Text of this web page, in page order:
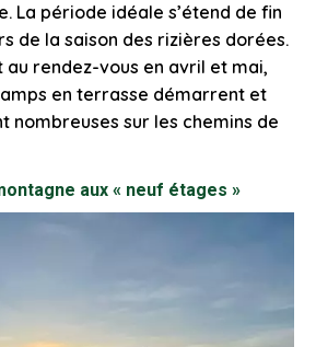
La période idéale s’étend de fin
de la saison des rizières dorées.
au rendez-vous en avril et mai,
en terrasse démarrent et
nombreuses sur les chemins de
aux « neuf étages »